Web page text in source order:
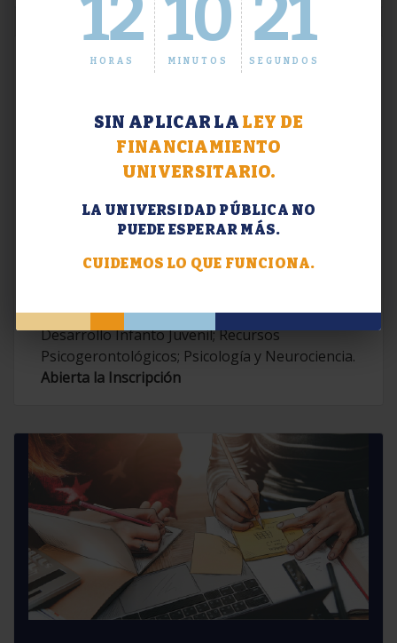
12
HORAS
10
MINUTOS
22
SEGUNDOS
SIN APLICAR LA LEY DE
FINANCIAMIENTO
UNIVERSITARIO.
LA UNIVERSIDAD PÚBLICA NO
PUEDE ESPERAR MÁS.
CUIDEMOS LO QUE FUNCIONA.
Extensión. Diplomaturas 2026.
Contemporáneas; Problemáticas en el
Desarrollo Infanto Juvenil; Recursos
Psicogerontológicos; Psicología y Neurociencia.
Abierta la Inscripción